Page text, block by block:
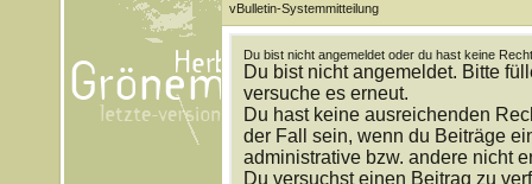
vBulletin-Systemmitteilung
Du bist nicht angemeldet oder du hast keine
Du bist nicht angemeldet. Bitte
versuche es erneut.
Du hast keine ausreichenden
der Fall sein, wenn du Beiträge
administrative bzw. andere nicht
Du versuchst einen Beitrag zu